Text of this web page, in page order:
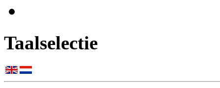
Taalselectie